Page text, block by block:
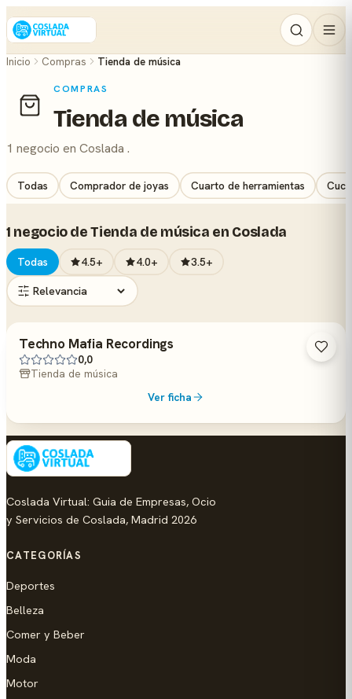
Inicio Compras Tienda de música
COMPRAS
Tienda de música
1 negocio en Coslada .
Todas Comprador de joyas Cuarto de herramientas
1 negocio de Tienda de música en Coslada
Todas 4.5+ 4.0+ 3.5+
Techno Mafia Recordings
0,0
Tienda de música
Ver ficha
Coslada Virtual: Guia de Empresas, Ocio
y Servicios de Coslada, Madrid 2026
CATEGORÍAS
Deportes
Belleza
Comer y Beber
Moda
Motor